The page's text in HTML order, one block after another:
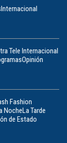
Internacional
Tele Internacional
Opinión
Fashion
NocheLa Tarde
de Estado